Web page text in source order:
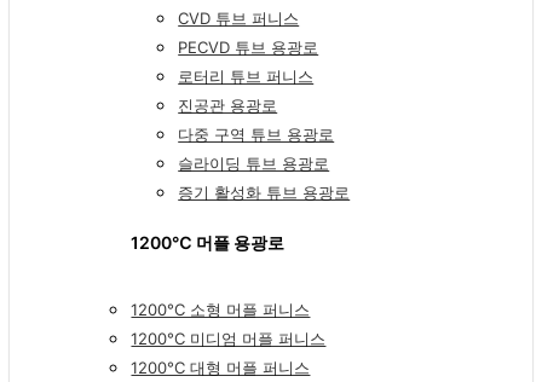
CVD 튜브 퍼니스
PECVD 튜브 용광로
로터리 튜브 퍼니스
진공관 용광로
다중 구역 튜브 용광로
슬라이딩 튜브 용광로
증기 활성화 튜브 용광로
1200℃ 머플 용광로
1200°C 소형 머플 퍼니스
1200°C 미디엄 머플 퍼니스
1200°C 대형 머플 퍼니스